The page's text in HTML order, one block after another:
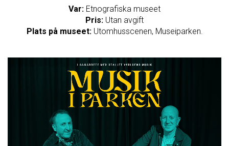
Var: Etnografiska museet
Pris: Utan avgift
Plats på museet:Utomhusscenen, Museiparken.